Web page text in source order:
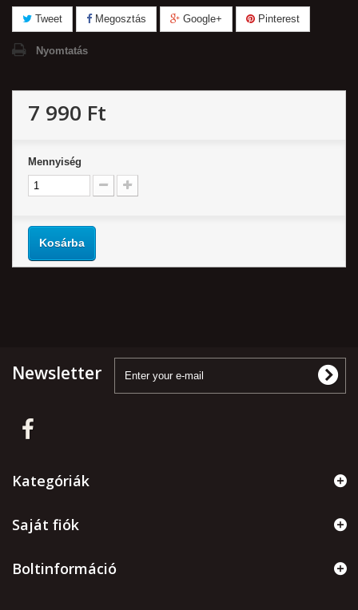
Tweet Megosztás Google+ Pinterest
Nyomtatás
7 990 Ft‎
Mennyiség
Kosárba
Newsletter
Kategóriák
Saját fiók
Boltinformáció